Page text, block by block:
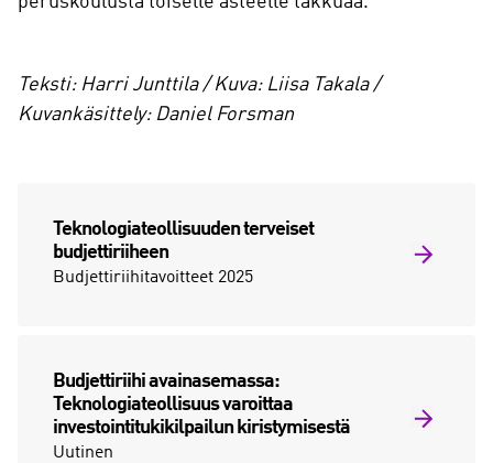
Teksti: Harri Junttila / Kuva: Liisa Takala /
Kuvankäsittely: Daniel Forsman
Teknologiateollisuuden terveiset
budjettiriiheen
Budjettiriihitavoitteet 2025
Budjettiriihi avainasemassa:
Teknologiateollisuus varoittaa
investointitukikilpailun kiristymisestä
Uutinen